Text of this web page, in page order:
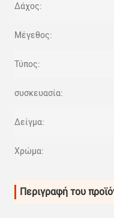
Δάχος:
Μέγεθος:
Τύπος:
συσκευασία:
Δείγμα:
Χρώμα:
Περιγραφή του